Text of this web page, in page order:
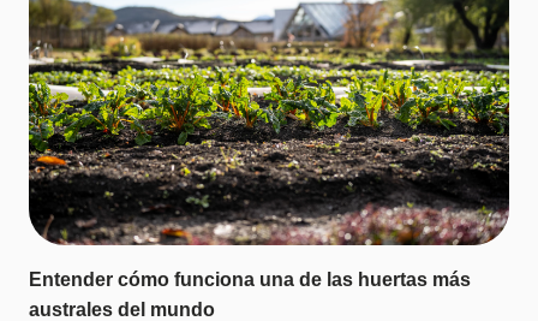
Entender cómo funciona una de las huertas más
australes del mundo